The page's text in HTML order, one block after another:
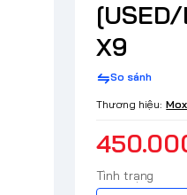
X9
So sánh
Thương hiệu:
Tình trạng